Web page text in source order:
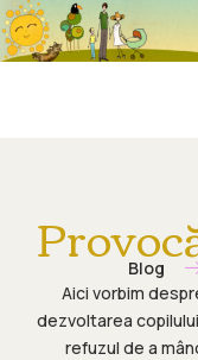
Blog
Aici vorbim
dezvoltarea
refuzul de a